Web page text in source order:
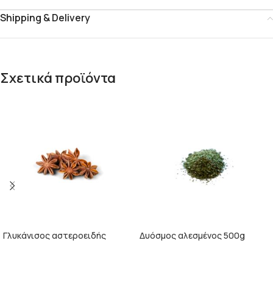
Shipping & Delivery
Σχετικά προϊόντα
Γλυκάνισος αστεροειδής
Δυόσμος αλεσμένος 500g